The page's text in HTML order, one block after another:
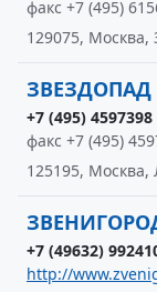
факс +7 (495)
129075, Москва,
ЗВЕЗДОПАД
+7 (495) 4597398
факс +7 (495)
125195, Москва,
+7 (49632)
http://